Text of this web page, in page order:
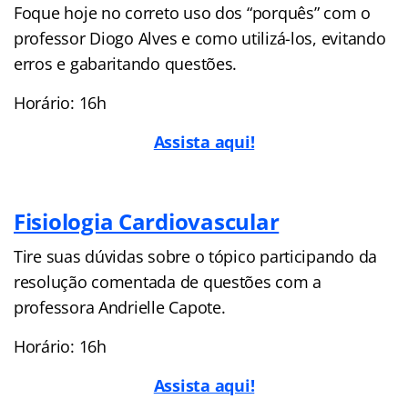
Foque hoje no correto uso dos “porquês” com o
professor Diogo Alves e como utilizá-los, evitando
erros e gabaritando questões.
Horário: 16h
Assista aqui!
Fisiologia Cardiovascular
Tire suas dúvidas sobre o tópico participando da
resolução comentada de questões com a
professora Andrielle Capote.
Horário: 16h
Assista aqui!